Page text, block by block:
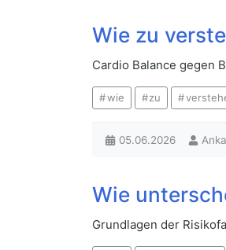
Wie zu
Cardio Balance gegen
wie zu
05.06.2026 Anka
Wie
Grundlagen der